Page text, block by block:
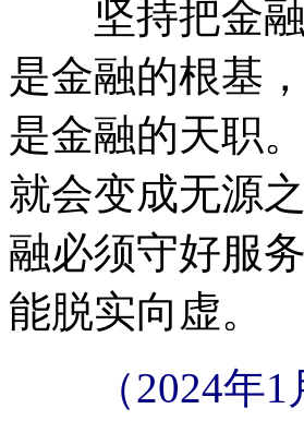
坚持把金融
是金融的根基
是金融的天职
就会变成无源
融必须守好服
能脱实向虚。
（2024年